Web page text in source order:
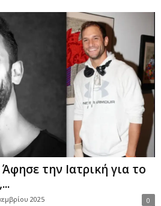
την Ιατρική για το
2025 0